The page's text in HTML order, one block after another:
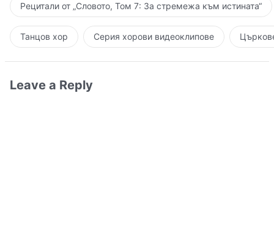
Рецитали от „Словото, Том 7: За стремежа към истината“
Танцов хор Серия хорови видеоклипове
Leave a Reply